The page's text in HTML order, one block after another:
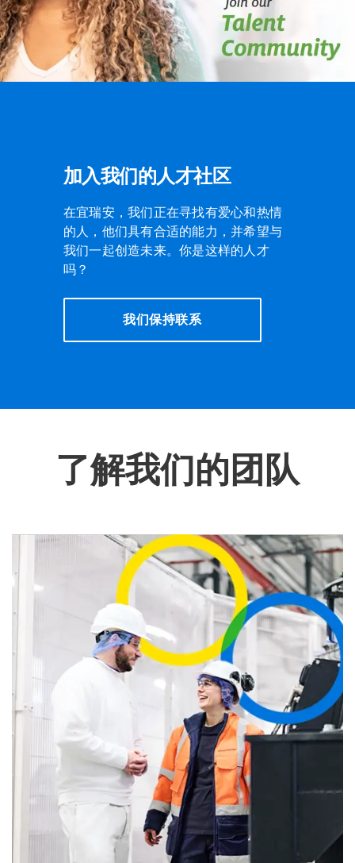
加入我们的人才社区
在宜瑞安，我们正在寻找有爱心和热情
的人，他们具有合适的能力，并希望与
我们一起创造未来。你是这样的人才
吗？
我们保持联系
了解我们的团队